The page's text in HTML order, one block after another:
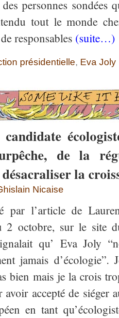
personnes sondées
tout le monde
responsables (suite…)
présidentielle, Eva Joly
de la
la
Nicaise
par l’article de
2 octobre, sur le site
qu’ Eva Joly
jamais d’écologie”.
bien mais je la crois
accepté de siéger
en tant